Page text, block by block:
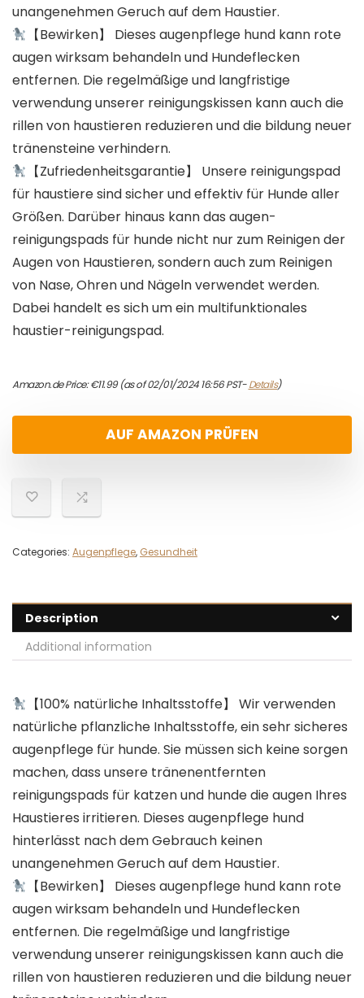
unangenehmen Geruch auf dem Haustier.
【Bewirken】 Dieses augenpflege hund kann rote
augen wirksam behandeln und Hundeflecken
entfernen. Die regelmäßige und langfristige
verwendung unserer reinigungskissen kann auch die
rillen von haustieren reduzieren und die bildung neuer
tränensteine verhindern.
【Zufriedenheitsgarantie】 Unsere reinigungspad
für haustiere sind sicher und effektiv für Hunde aller
Größen. Darüber hinaus kann das augen-
reinigungspads für hunde nicht nur zum Reinigen der
Augen von Haustieren, sondern auch zum Reinigen
von Nase, Ohren und Nägeln verwendet werden.
Dabei handelt es sich um ein multifunktionales
haustier-reinigungspad.
Amazon.de Price:€11.99(as of 02/01/2024 16:56 PST-Details)
AUF AMAZON PRÜFEN
Categories: Augenpflege, Gesundheit
Description
Additional information
【100% natürliche Inhaltsstoffe】 Wir verwenden
natürliche pflanzliche Inhaltsstoffe, ein sehr sicheres
augenpflege für hunde. Sie müssen sich keine sorgen
machen, dass unsere tränenentfernten
reinigungspads für katzen und hunde die augen Ihres
Haustieres irritieren. Dieses augenpflege hund
hinterlässt nach dem Gebrauch keinen
unangenehmen Geruch auf dem Haustier.
【Bewirken】 Dieses augenpflege hund kann rote
augen wirksam behandeln und Hundeflecken
entfernen. Die regelmäßige und langfristige
verwendung unserer reinigungskissen kann auch die
rillen von haustieren reduzieren und die bildung neuer